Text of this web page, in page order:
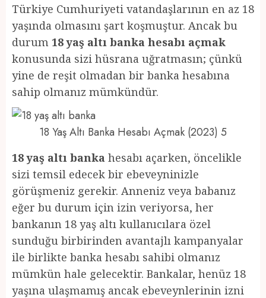
Türkiye Cumhuriyeti vatandaşlarının en az 18
yaşında olmasını şart koşmuştur. Ancak bu
durum 18 yaş altı banka hesabı açmak
konusunda sizi hüsrana uğratmasın; çünkü
yine de reşit olmadan bir banka hesabına
sahip olmanız mümkündür.
18 Yaş Altı Banka Hesabı Açmak (2023) 5
18 yaş altı banka hesabı açarken, öncelikle
sizi temsil edecek bir ebeveyninizle
görüşmeniz gerekir. Anneniz veya babanız
eğer bu durum için izin veriyorsa, her
bankanın 18 yaş altı kullanıcılara özel
sunduğu birbirinden avantajlı kampanyalar
ile birlikte banka hesabı sahibi olmanız
mümkün hale gelecektir. Bankalar, henüz 18
yaşına ulaşmamış ancak ebeveynlerinin izni